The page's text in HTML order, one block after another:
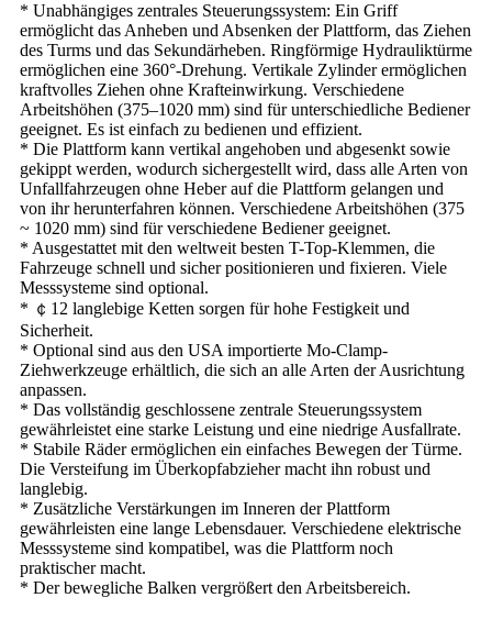
* Unabhängiges zentrales Steuerungssystem: Ein Griff
ermöglicht das Anheben und Absenken der Plattform, das Ziehen
des Turms und das Sekundärheben. Ringförmige Hydrauliktürme
ermöglichen eine 360°-Drehung. Vertikale Zylinder ermöglichen
kraftvolles Ziehen ohne Krafteinwirkung. Verschiedene
Arbeitshöhen (375–1020 mm) sind für unterschiedliche Bediener
geeignet. Es ist einfach zu bedienen und effizient.
* Die Plattform kann vertikal angehoben und abgesenkt sowie
gekippt werden, wodurch sichergestellt wird, dass alle Arten von
Unfallfahrzeugen ohne Heber auf die Plattform gelangen und
von ihr herunterfahren können. Verschiedene Arbeitshöhen (375
~ 1020 mm) sind für verschiedene Bediener geeignet.
* Ausgestattet mit den weltweit besten T-Top-Klemmen, die
Fahrzeuge schnell und sicher positionieren und fixieren. Viele
Messsysteme sind optional.
* ￠12 langlebige Ketten sorgen für hohe Festigkeit und
Sicherheit.
* Optional sind aus den USA importierte Mo-Clamp-
Ziehwerkzeuge erhältlich, die sich an alle Arten der Ausrichtung
anpassen.
* Das vollständig geschlossene zentrale Steuerungssystem
gewährleistet eine starke Leistung und eine niedrige Ausfallrate.
* Stabile Räder ermöglichen ein einfaches Bewegen der Türme.
Die Versteifung im Überkopfabzieher macht ihn robust und
langlebig.
* Zusätzliche Verstärkungen im Inneren der Plattform
gewährleisten eine lange Lebensdauer. Verschiedene elektrische
Messsysteme sind kompatibel, was die Plattform noch
praktischer macht.
* Der bewegliche Balken vergrößert den Arbeitsbereich.